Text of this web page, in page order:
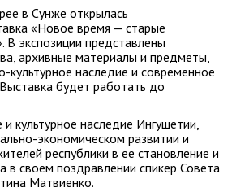
в Сунже открылась
«Новое время — старые
В экспозиции представлены
архивные материалы и предметы,
наследие и современное
будет работать до
и культурное наследие Ингушетии,
экономическом развитии и
республики в ее становление и
в своем поздравлении спикер Совета
Матвиенко.